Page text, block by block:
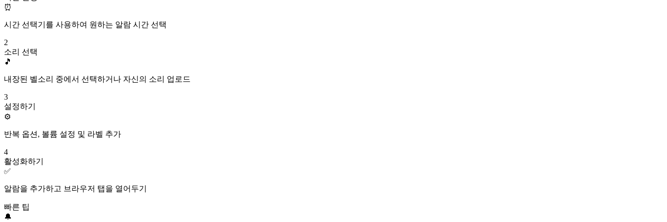
⏰
시간 선택기를 사용하여 원하는 알람 시간 선택
2
소리 선택
🎵
내장된 벨소리 중에서 선택하거나 자신의 소리 업로드
3
설정하기
⚙️
반복 옵션, 볼륨 설정 및 라벨 추가
4
활성화하기
✅
알람을 추가하고 브라우저 탭을 열어두기
빠른 팁
🔔